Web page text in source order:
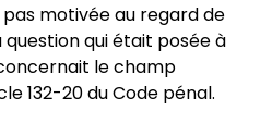
pas motivée au regard de
qui était posée à
le champ
132-20 du Code pénal.